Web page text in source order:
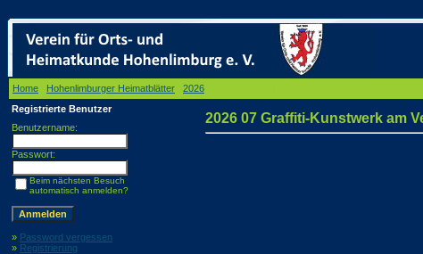
Home Hohenlimburger Heimatblätter 2026
Registrierte Benutzer
Benutzername:
Passwort:
Beim nächsten Besuch
automatisch anmelden?
» Password vergessen
» Registrierung
2026 07 Graffiti-Kunstwerk am